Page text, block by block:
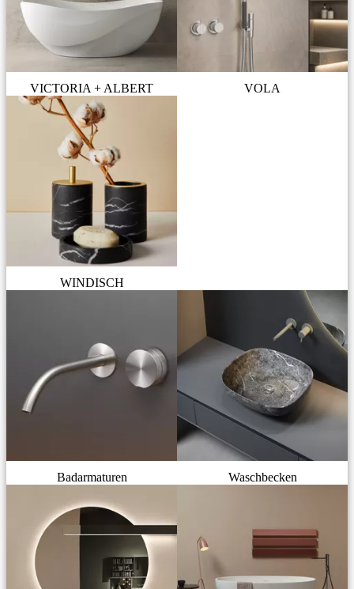
VICTORIA + ALBERT VOLA
WINDISCH
Badarmaturen Waschbecken